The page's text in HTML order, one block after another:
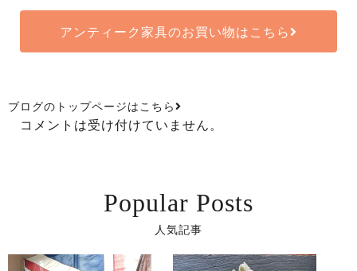
アンティーク家具のお買い物はこちら
ブログのトップページはこちら
コメントは受け付けていません。
Popular Posts
人気記事